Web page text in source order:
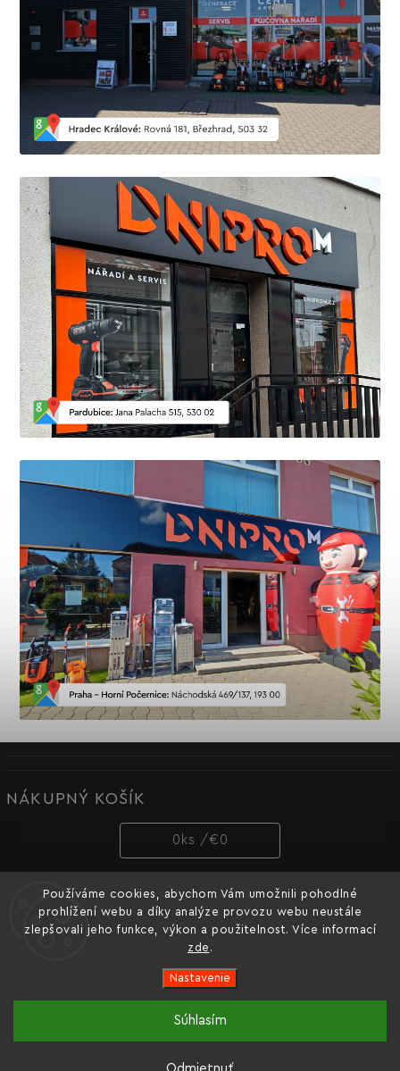
Používáme cookies, abychom Vám umožnili pohodlné
prohlížení webu a díky analýze provozu webu neustále
zlepšovali jeho funkce, výkon a použitelnost. Více informací
zde .
Nastavenie
Súhlasím
Oficiální e-shop ukrajinské značky nářadí Dnipro-M pro
Česko a Slovensko.
NÁKUPNÝ KOŠÍK
0 ks /€0
PRIJÍMAME ONLINE PLATBY